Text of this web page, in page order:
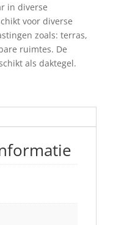
in diverse
voor diverse
zoals: terras,
ruimtes. De
als daktegel.